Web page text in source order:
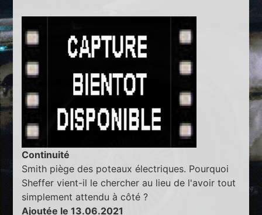
Continuité
Smith piège des poteaux électriques. Pourquoi
Sheffer vient-il le chercher au lieu de l'avoir tout
simplement attendu à côté ?
Ajoutée le 13.06.2021